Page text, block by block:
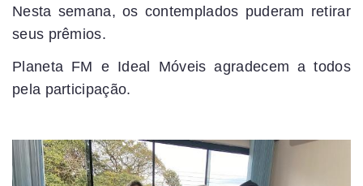
Nesta semana, os contemplados puderam retirar
seus prêmios.
Planeta FM e Ideal Móveis agradecem a todos
pela participação.